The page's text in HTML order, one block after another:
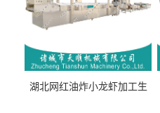
湖北网红油炸小龙虾加工生